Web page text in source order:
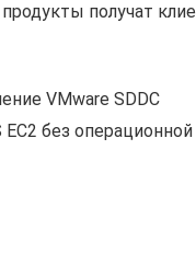
получат
VMware SDDC
EC2 без